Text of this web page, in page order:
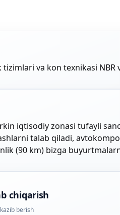
tizimlari va kon texnikasi
iqtisodiy zonasi tufayli
talab qiladi,
(90 km) bizga
chiqarish
berish